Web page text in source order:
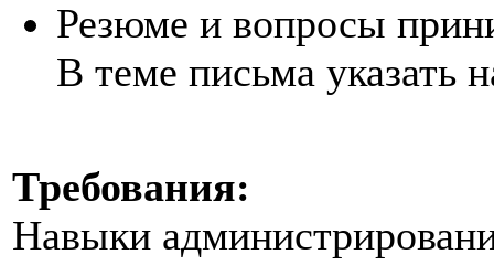
Резюме и вопросы
В теме письма указать
Требования:
Навыки